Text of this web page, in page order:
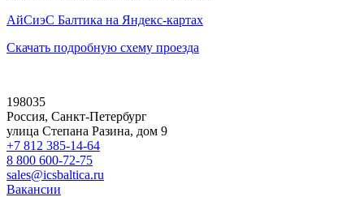
АйСиэС Балтика на Яндекс-картах
Скачать подробную схему проезда
198035
Россия, Санкт-Петербург
улица Степана Разина, дом 9
+7 812 385-14-64
8 800 600-72-75
sales@icsbaltica.ru
Вакансии